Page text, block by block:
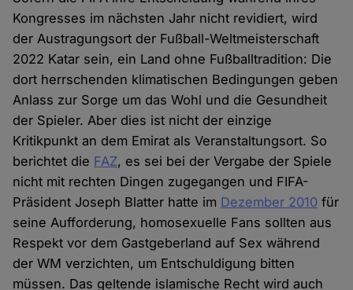
Kongresses im nächsten Jahr nicht revidiert, wird
der Austragungsort der Fußball-Weltmeisterschaft
2022 Katar sein, ein Land ohne Fußballtradition: Die
dort herrschenden klimatischen Bedingungen geben
Anlass zur Sorge um das Wohl und die Gesundheit
der Spieler. Aber dies ist nicht der einzige
Kritikpunkt an dem Emirat als Veranstaltungsort. So
berichtet die FAZ, es sei bei der Vergabe der Spiele
nicht mit rechten Dingen zugegangen und FIFA-
Präsident Joseph Blatter hatte im Dezember 2010 für
seine Aufforderung, homosexuelle Fans sollten aus
Respekt vor dem Gastgeberland auf Sex während
der WM verzichten, um Entschuldigung bitten
müssen. Das geltende islamische Recht wird auch